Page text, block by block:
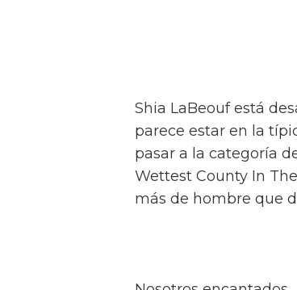
Shia LaBeouf está
parece estar en la
pasar a la categoría
Wettest County In
más de hombre que